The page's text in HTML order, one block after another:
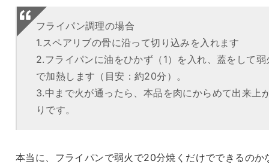
フライパン調理の場合
1.スペアリブの骨に沿って切り込みを入れます
2.フライパンに油をひかず（1）を入れ、蓋をして弱
で加熱します（目安：約20分）。
3.中まで火が通ったら、本品を肉にからめて出来上
りです。
本当に、フライパンで弱火で20分焼くだけでできるのか